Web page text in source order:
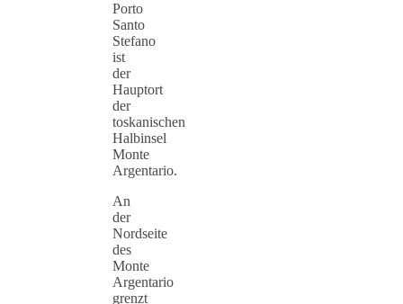
Porto
Santo
Stefano
ist
der
Hauptort
der
toskanischen
Halbinsel
Monte
Argentario.
An
der
Nordseite
des
Monte
Argentario
grenzt